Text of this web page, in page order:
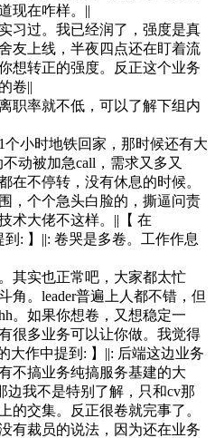
现在咋样。||
习过。我已经润了，强度是真
友上线，半夜四点还在盯着流
想转正的强度。反正这个业务
卷||
职率就不低，可以了解下组内
个小时地铁回家，那时候还有大
动被加急call，需求又多又
在不停转，没有休息的时候。
，个个急头白脸的，撕逼问责
术大佬不这样。||【 在
到: 】||: 卷哭是多卷。工作作息
其实也正常吧，大家都太忙
角。leader普遍上人都不错，但
。如果你想卷，又想稳定一
很多业务可以让你做。我觉得
大作中提到: 】||: 后端这边业务
不搞业务纯搞服务基建的大
边我不是特别了解，只和cv那
的交集。反正很卷就完事了。
有裁员的说法，因为还在业务